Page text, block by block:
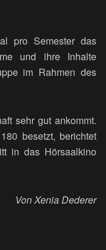
pro Semester das
und ihre Inhalte
im Rahmen des
sehr gut ankommt.
besetzt, berichtet
in das Hörsaalkino
Von Xenia Dederer